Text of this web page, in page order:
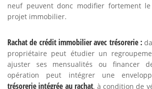
neuf peuvent donc modifier fortement
projet immobilier.
Rachat de crédit immobilier avec trésorerie :
propriétaire peut étudier un
ajuster ses mensualités ou financer
opération peut intégrer une
trésorerie intégrée au rachat, à condition de